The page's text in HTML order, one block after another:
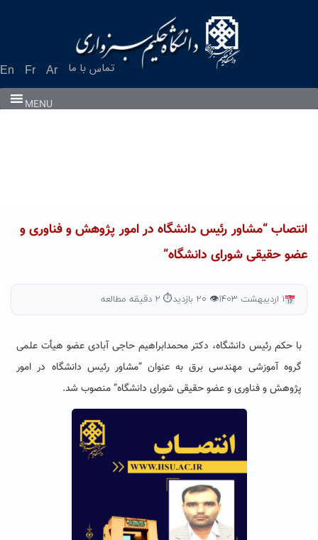
En Fr Ar تماس با ما
MENU
انتصاب “مشاور رئیس دانشگاه در امور پژوهش و فناوری و
عضو حقیقی شورای دانشگاه”
۱ اردیبهشت ۱۴۰۳ 👁 ۲۰ بازدید ⏱ ۲ دقیقه مطالعه
با حکم رئیس دانشگاه، دکتر محمدابراهیم حاجی آبادی عضو هیأت علمی
گروه آموزشی مهندسی برق به عنوان “مشاور رئیس دانشگاه در امور
پژوهش و فناوری و عضو حقیقی شورای دانشگاه” منصوب شد.